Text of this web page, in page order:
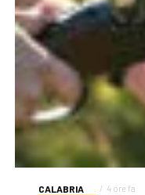
CALABRIA 4 ore fa